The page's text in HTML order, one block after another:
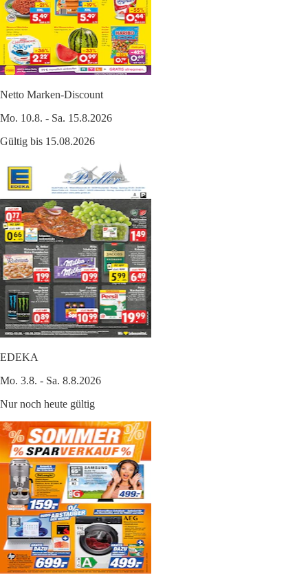
Netto Marken-Discount
Mo. 10.8. - Sa. 15.8.2026
Gültig bis 15.08.2026
EDEKA
Mo. 3.8. - Sa. 8.8.2026
Nur noch heute gültig